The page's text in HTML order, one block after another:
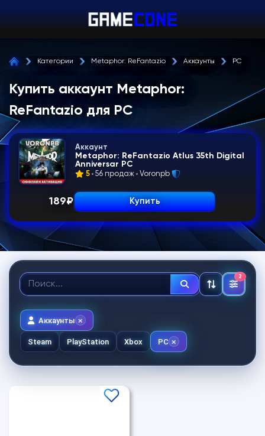
Категории Metaphor: ReFantazio Аккаунты PC
Купить аккаунт Metaphor:
ReFantazio для PC
Аккаунт
Metaphor: ReFantazio Atlus 35th Digital
Anniversar PC
5 56 продаж Voronpb
189₽ Купить
2
Аккаунты
Steam PlayStation Xbox PC